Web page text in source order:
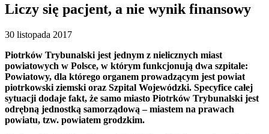
Liczy się pacjent, a nie wynik finansowy
30 listopada 2017
Piotrków Trybunalski jest jednym z nielicznych miast
powiatowych w Polsce, w którym funkcjonują dwa szpitale:
Powiatowy, dla którego organem prowadzącym jest powiat
piotrkowski ziemski oraz Szpital Wojewódzki. Specyfice całej
sytuacji dodaje fakt, że samo miasto Piotrków Trybunalski jest
odrębną jednostką samorządową – miastem na prawach
powiatu, tzw. powiatem grodzkim.